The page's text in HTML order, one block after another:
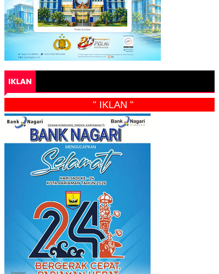
IKLAN
" IKLAN "